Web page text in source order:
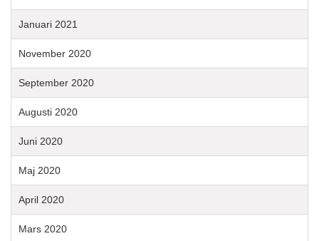
Januari 2021
November 2020
September 2020
Augusti 2020
Juni 2020
Maj 2020
April 2020
Mars 2020